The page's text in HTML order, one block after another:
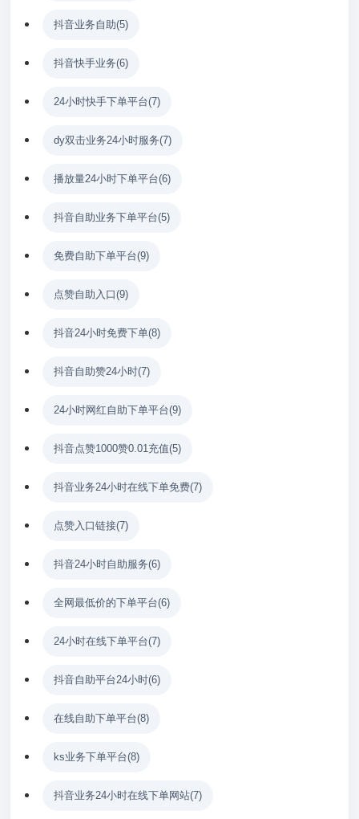
抖音业务自助(5)
抖音快手业务(6)
24小时快手下单平台(7)
dy双击业务24小时服务(7)
播放量24小时下单平台(6)
抖音自助业务下单平台(5)
免费自助下单平台(9)
点赞自助入口(9)
抖音24小时免费下单(8)
抖音自助赞24小时(7)
24小时网红自助下单平台(9)
抖音点赞1000赞0.01充值(5)
抖音业务24小时在线下单免费(7)
点赞入口链接(7)
抖音24小时自助服务(6)
全网最低价的下单平台(6)
24小时在线下单平台(7)
抖音自助平台24小时(6)
在线自助下单平台(8)
ks业务下单平台(8)
抖音业务24小时在线下单网站(7)